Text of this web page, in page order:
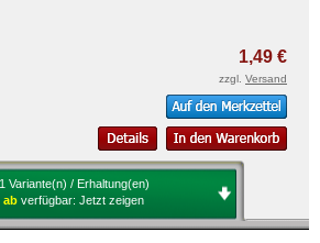
1,49 €
zzgl. Versand
1 Variante(n) / Erhaltung(en)
ab verfügbar: Jetzt zeigen